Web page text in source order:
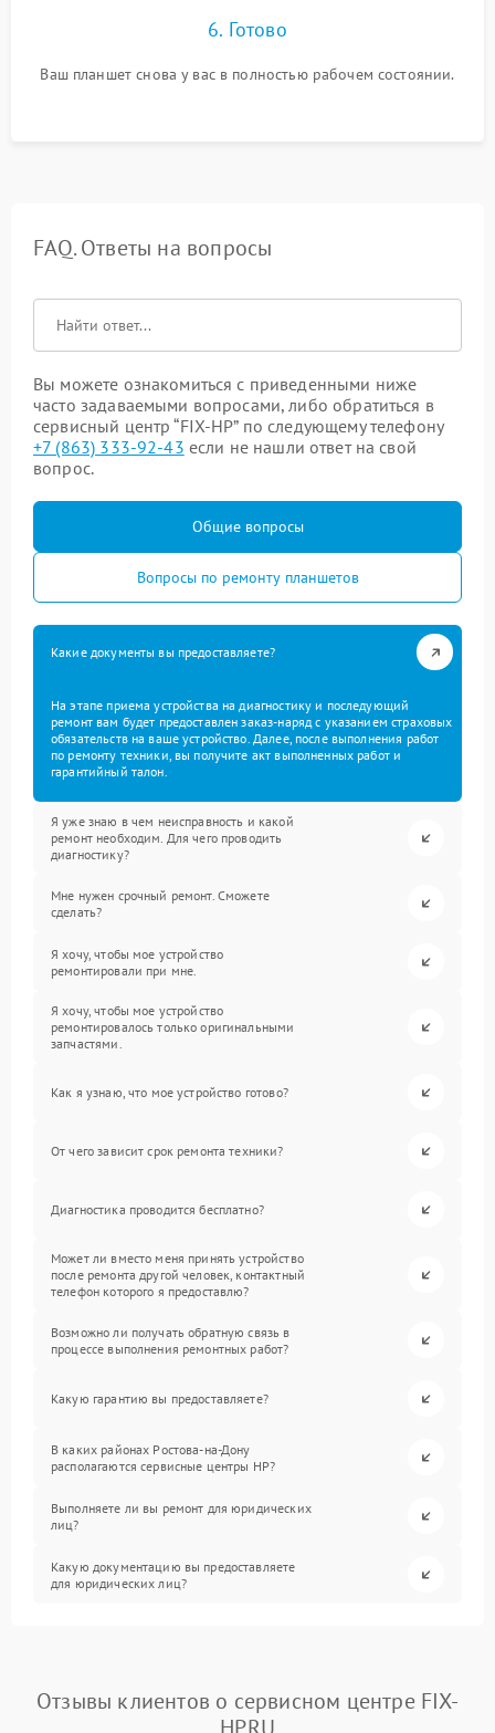
6. Готово
Ваш планшет снова у вас в полностью рабочем состоянии.
FAQ. Ответы на вопросы
Вы можете ознакомиться с приведенными ниже
часто задаваемыми вопросами, либо обратиться в
сервисный центр “FIX-HP” по следующему телефону
+7 (863) 333-92-43 если не нашли ответ на свой
вопрос.
Общие вопросы
Вопросы по ремонту планшетов
Какие документы вы предоставляете?
На этапе приема устройства на диагностику и последующий
ремонт вам будет предоставлен заказ-наряд с указанием страховых
обязательств на ваше устройство. Далее, после выполнения работ
по ремонту техники, вы получите акт выполненных работ и
гарантийный талон.
Я уже знаю в чем неисправность и какой
ремонт необходим. Для чего проводить
диагностику?
Мне нужен срочный ремонт. Сможете
сделать?
Я хочу, чтобы мое устройство
ремонтировали при мне.
Я хочу, чтобы мое устройство
ремонтировалось только оригинальными
запчастями.
Как я узнаю, что мое устройство готово?
От чего зависит срок ремонта техники?
Диагностика проводится бесплатно?
Может ли вместо меня принять устройство
после ремонта другой человек, контактный
телефон которого я предоставлю?
Возможно ли получать обратную связь в
процессе выполнения ремонтных работ?
Какую гарантию вы предоставляете?
В каких районах Ростова-на-Дону
располагаются сервисные центры HP?
Выполняете ли вы ремонт для юридических
лиц?
Какую документацию вы предоставляете
для юридических лиц?
Отзывы клиентов о сервисном центре FIX-